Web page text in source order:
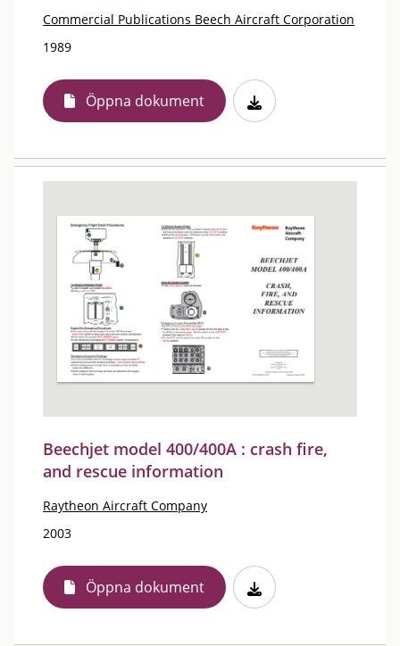
Commercial Publications Beech Aircraft Corporation
1989
Öppna dokument
Beechjet model 400/400A : crash fire,
and rescue information
Raytheon Aircraft Company
2003
Öppna dokument